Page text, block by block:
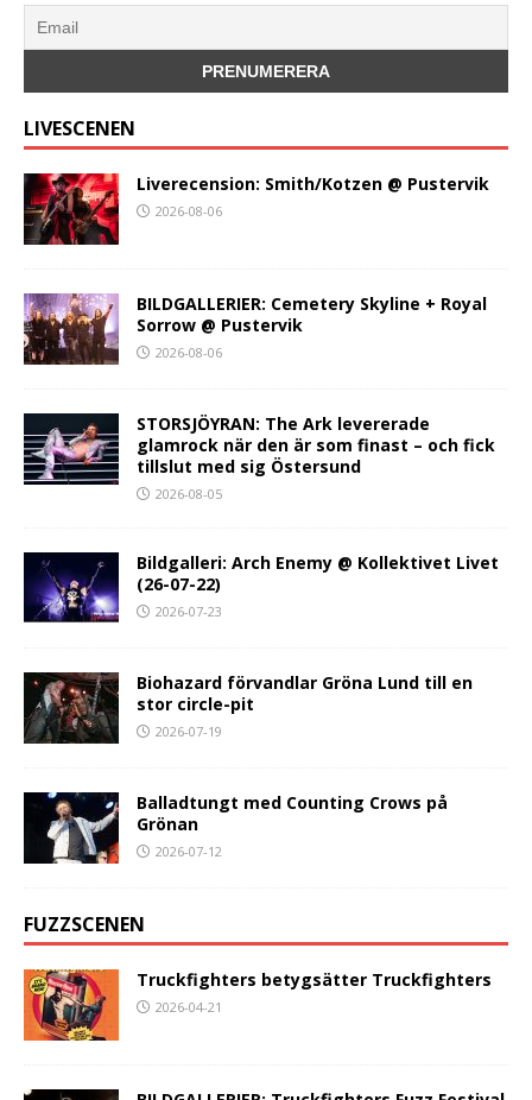
LIVESCENEN
Liverecension: Smith/Kotzen @ Pustervik
2026-08-06
BILDGALLERIER: Cemetery Skyline + Royal
Sorrow @ Pustervik
2026-08-06
STORSJÖYRAN: The Ark levererade
glamrock när den är som finast – och fick
tillslut med sig Östersund
2026-08-05
Bildgalleri: Arch Enemy @ Kollektivet Livet
(26-07-22)
2026-07-23
Biohazard förvandlar Gröna Lund till en
stor circle-pit
2026-07-19
Balladtungt med Counting Crows på
Grönan
2026-07-12
FUZZSCENEN
Truckfighters betygsätter Truckfighters
2026-04-21